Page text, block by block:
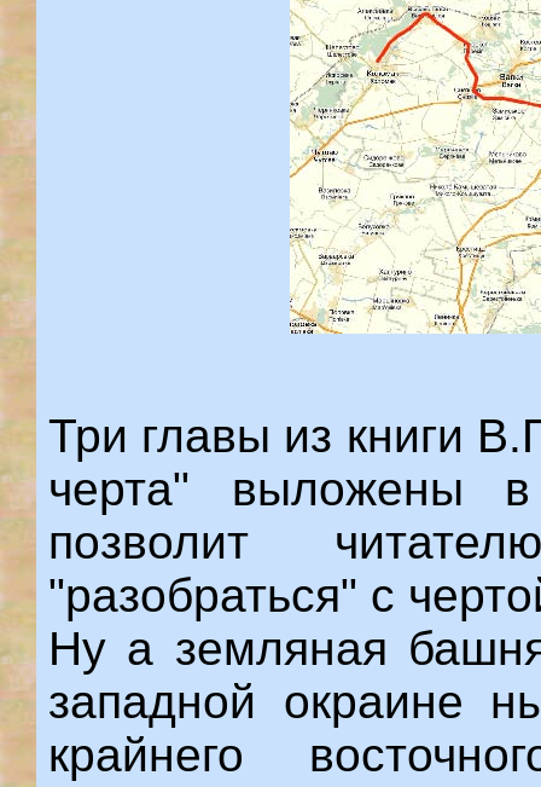
Три главы из книги
черта" выложены
позволит
"разобраться" с
Ну а земляная
западной окраине
крайнего